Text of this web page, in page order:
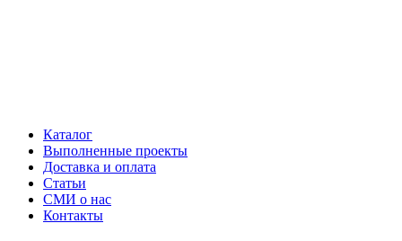
Каталог
Выполненные проекты
Доставка и оплата
Статьи
СМИ о нас
Контакты